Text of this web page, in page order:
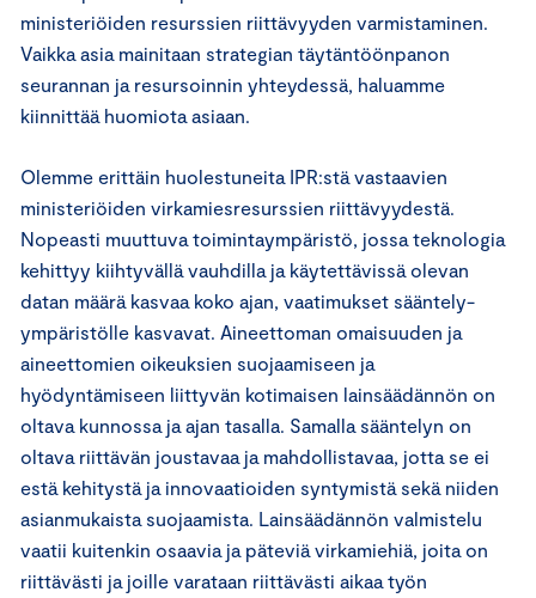
ministeriöiden resurssien riittävyyden varmistaminen.
Vaikka asia mainitaan strategian täytäntöönpanon
seurannan ja resursoinnin yhteydessä, haluamme
kiinnittää huomiota asiaan.
Olemme erittäin huolestuneita IPR:stä vastaavien
ministeriöiden virkamiesresurssien riittävyydestä.
Nopeasti muuttuva toimintaympäristö, jossa teknologia
kehittyy kiihtyvällä vauhdilla ja käytettävissä olevan
datan määrä kasvaa koko ajan, vaatimukset sääntely-
ympäristölle kasvavat. Aineettoman omaisuuden ja
aineettomien oikeuksien suojaamiseen ja
hyödyntämiseen liittyvän kotimaisen lainsäädännön on
oltava kunnossa ja ajan tasalla. Samalla sääntelyn on
oltava riittävän joustavaa ja mahdollistavaa, jotta se ei
estä kehitystä ja innovaatioiden syntymistä sekä niiden
asianmukaista suojaamista. Lainsäädännön valmistelu
vaatii kuitenkin osaavia ja päteviä virkamiehiä, joita on
riittävästi ja joille varataan riittävästi aikaa työn